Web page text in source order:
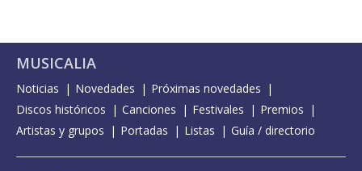
MUSICALIA
Noticias Novedades
Próximas novedades
Discos históricos
Canciones Festivales
Premios
Artistas y grupos
Portadas Listas Guía / directorio